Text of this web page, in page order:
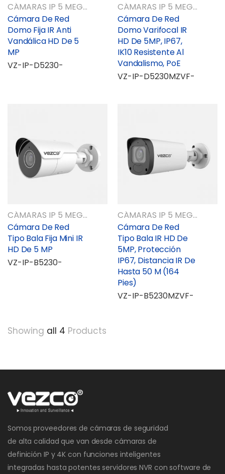
CÁMARAS IP 5 MEGAPIXELES
Cámara De Red
Domo Fija IR Anti
Vandálica HD De 5
MP
VZ-IP-D5230-
CÁMARAS IP 5 MEGAPIXELES
Cámara De Red
Domo Varifocal IR
HD De 5MP, IP67,
IK10 Resistente Al
Vandalismo, PoE
VZ-IP-D5230MZVF-
CÁMARAS IP 5 MEGAPIXELES
Cámara De Red
Tipo Bala Fija Mini IR
HD De 5 MP
VZ-IP-B5230-
CÁMARAS IP 5 MEGAPIXELES
Cámara De Red
Tipo Bala IR HD De
5MP, Protección
IP67, Distancia IR De
Hasta 50 M (164
Pies)
VZ-IP-B5230MZVF-
Showing all 4 Products
Somos proveedores de cámaras de seguridad
de alta calidad que van desde cámaras de
definición IP y 4K con funciones inteligentes
integradas hasta potentes servidores NVR con software de